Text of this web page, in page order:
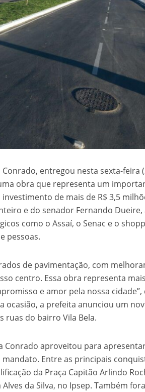
Conrado, entregou nesta sexta-feira
obra que representa um
de mais de R$ 3,5
e do senador Fernando Dueire,
como o Assaí, o Senac e o
pessoas.
de pavimentação, com
centro. Essa obra representa
e amor pela nossa cidade”,
ocasião, a prefeita anunciou um
ruas do bairro Vila Bela.
Conrado aproveitou para
Entre as principais
da Praça Capitão Arlindo
da Silva, no Ipsep. Também